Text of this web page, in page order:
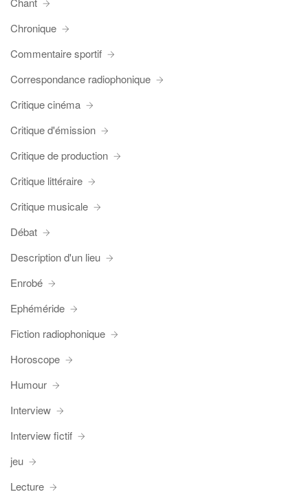
Chronique
Commentaire sportif
Correspondance radiophonique
Critique cinéma
Critique d'émission
Critique de production
Critique littéraire
Critique musicale
Débat
Description d'un lieu
Enrobé
Ephéméride
Fiction radiophonique
Horoscope
Humour
Interview
Interview fictif
jeu
Lecture